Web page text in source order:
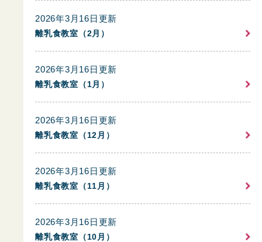
2026年3月16日更新
離乳食教室（2月）
2026年3月16日更新
離乳食教室（1月）
2026年3月16日更新
離乳食教室（12月）
2026年3月16日更新
離乳食教室（11月）
2026年3月16日更新
離乳食教室（10月）